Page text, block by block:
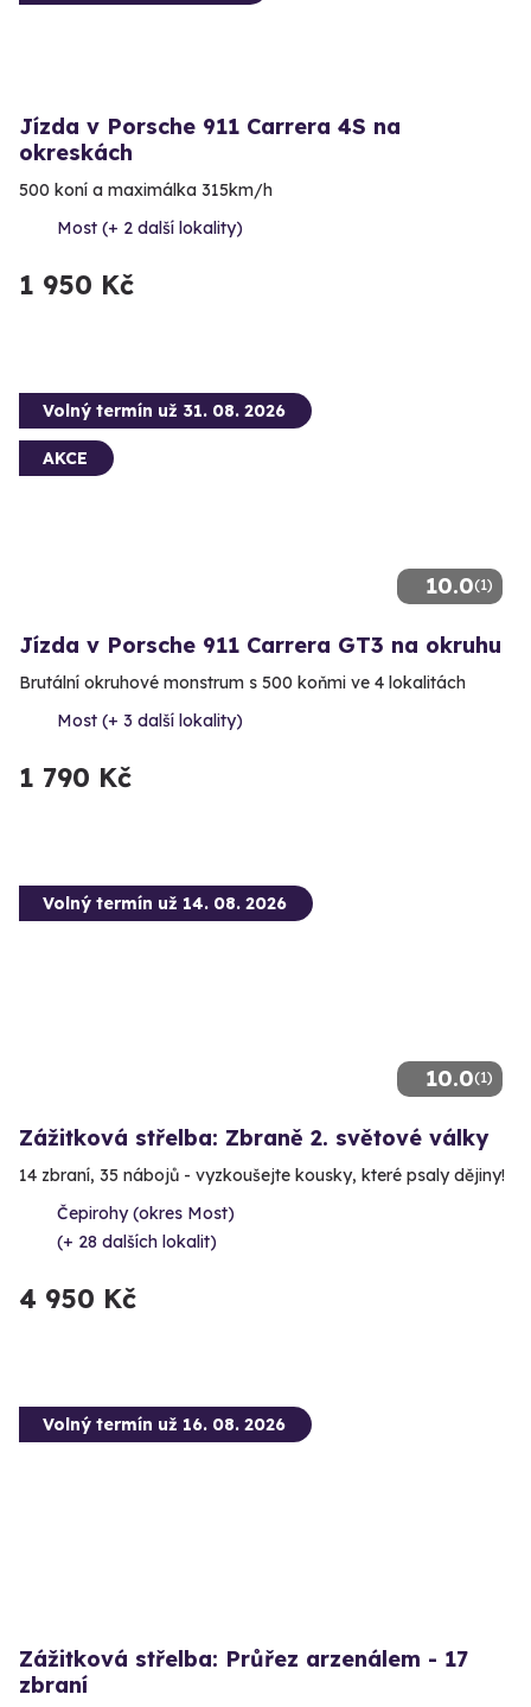
Jízda v Porsche 911 Carrera 4S na
okreskách
500 koní a maximálka 315km/h
Most (+ 2 další lokality)
1 950 Kč
10.0(1)
Volný termín už 31. 08. 2026
AKCE
Jízda v Porsche 911 Carrera GT3 na okruhu
Brutální okruhové monstrum s 500 koňmi ve 4 lokalitách
Most (+ 3 další lokality)
1 790 Kč
10.0(1)
Volný termín už 14. 08. 2026
Zážitková střelba: Zbraně 2. světové války
14 zbraní, 35 nábojů - vyzkoušejte kousky, které psaly dějiny!
Čepirohy (okres Most)
(+ 28 dalších lokalit)
4 950 Kč
Volný termín už 16. 08. 2026
Zážitková střelba: Průřez arzenálem - 17
zbraní